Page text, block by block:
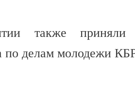
также приняли
по делам молодежи